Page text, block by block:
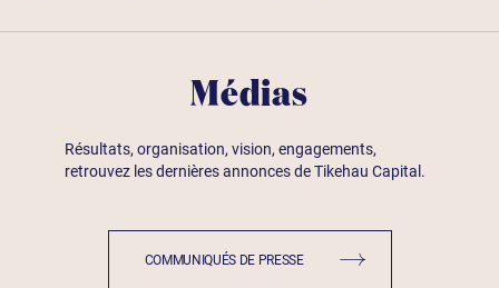
Médias
Résultats, organisation, vision, engagements,
retrouvez les dernières annonces de Tikehau Capital.
COMMUNIQUÉS DE PRESSE